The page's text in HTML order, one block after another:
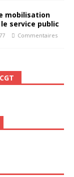
mobilisation
service public
Commentaires